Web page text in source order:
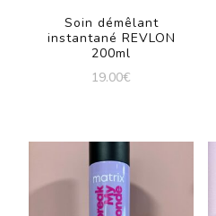
Soin démêlant
instantané REVLON
200ml
19.00€